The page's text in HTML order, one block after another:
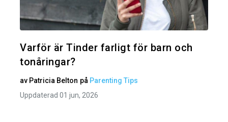
Varför är Tinder farligt för barn och
tonåringar?
av Patricia Belton på Parenting Tips
Uppdaterad 01 jun, 2026